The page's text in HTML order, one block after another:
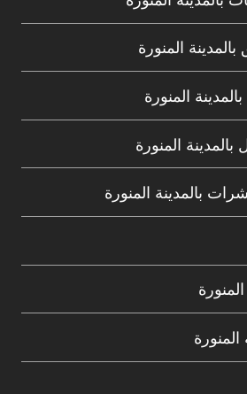
المنورة
المنورة
المنورة
بالمدينة المنورة
المنورة